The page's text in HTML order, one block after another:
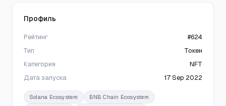
Профиль
Рейтинг
#624
Тип
Токен
Категория
NFT
Дата запуска
17 Sep 2022
Solana Ecosystem
BNB Chain Ecosystem